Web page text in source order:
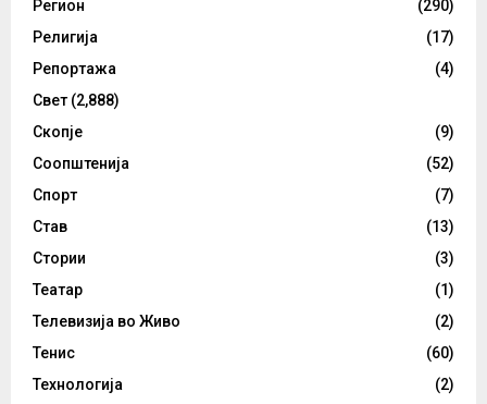
Регион
(290)
Религија
(17)
Репортажа
(4)
Свет (2,888)
Скопје
(9)
Соопштенија
(52)
Спорт
(7)
Став
(13)
Стории
(3)
Театар
(1)
Телевизија во Живо
(2)
Тенис
(60)
Технологија
(2)